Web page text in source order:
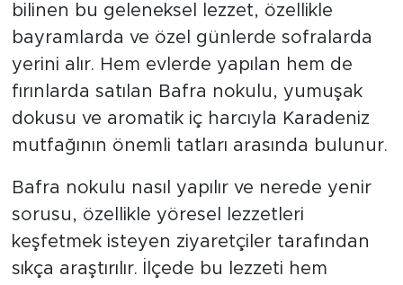
bilinen bu geleneksel lezzet, özellikle
bayramlarda ve özel günlerde sofralarda
yerini alır. Hem evlerde yapılan hem de
fırınlarda satılan Bafra nokulu, yumuşak
dokusu ve aromatik iç harcıyla Karadeniz
mutfağının önemli tatları arasında bulunur.
Bafra nokulu nasıl yapılır ve nerede yenir
sorusu, özellikle yöresel lezzetleri
keşfetmek isteyen ziyaretçiler tarafından
sıkça araştırılır. İlçede bu lezzeti hem